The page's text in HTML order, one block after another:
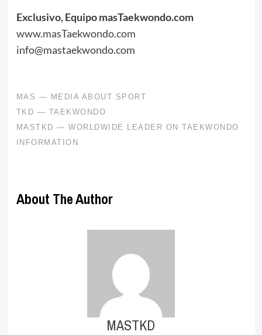
Exclusivo, Equipo masTaekwondo.com
www.masTaekwondo.com
info@mastaekwondo.com
About The Author
MASTKD